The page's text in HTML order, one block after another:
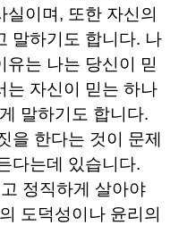
실이며 , 또한 자신의
말하기도 합니다. 나
유는 나는 당신이 믿
는 자신이 믿는 하나
말하기도 합니다.
을 한다는 것이 문제
다는데 있습니다.
정직하게 살아야
도덕성이나 윤리의